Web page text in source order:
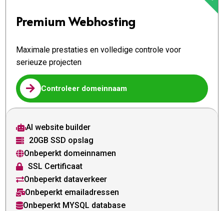
Premium Webhosting
Maximale prestaties en volledige controle voor
serieuze projecten
 Controleer domeinnaam
AI website builder
 20GB SSD opslag
Onbeperkt domeinnamen
 SSL Certificaat
Onbeperkt dataverkeer
Onbeperkt emailadressen
Onbeperkt MYSQL database